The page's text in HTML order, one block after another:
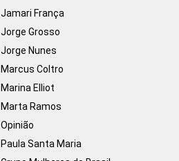
Jamari França
Jorge Grosso
Jorge Nunes
Marcus Coltro
Marina Elliot
Marta Ramos
Opinião
Paula Santa Maria